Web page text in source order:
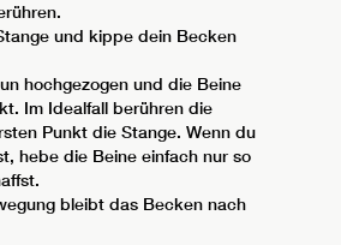
und kippe dein Becken
hochgezogen und die Beine
Im Idealfall berühren die
Punkt die Stange. Wenn du
hebe die Beine einfach nur so
bleibt das Becken nach